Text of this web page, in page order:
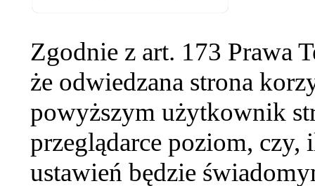
Zgodnie z art. 173 Prawa
że odwiedzana strona
powyższym użytkownik
przeglądarce poziom,
ustawień będzie